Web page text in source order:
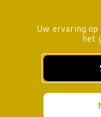
Uw ervaring
het
BLADMANAGEMENT